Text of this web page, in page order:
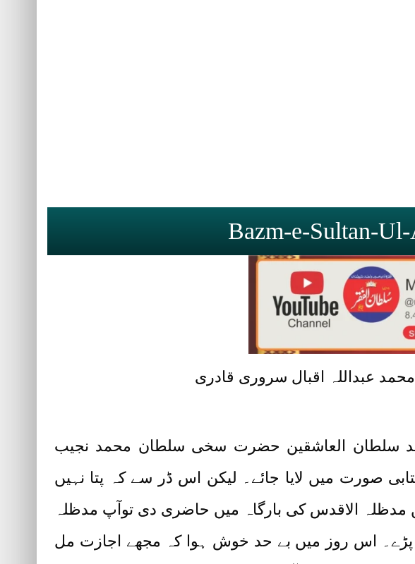
مرشد سلطان العاشقین حضرت سخی سلطان محمد نجیب
صورت میں لایا جائے۔ لیکن اس ڈر سے کہ پتا نہیں
مدظلہ الاقدس کی بارگاہ میں حاضری دی توآپ مدظلہ
پڑے۔ اس روز میں بے حد خوش ہوا کہ مجھے اجازت مل